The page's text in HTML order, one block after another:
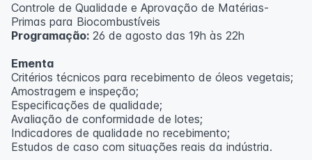
Controle de Qualidade e Aprovação de Matérias-
Primas para Biocombustíveis
Programação: 26 de agosto das 19h às 22h
Ementa
Critérios técnicos para recebimento de óleos vegetais;
Amostragem e inspeção;
Especificações de qualidade;
Avaliação de conformidade de lotes;
Indicadores de qualidade no recebimento;
Estudos de caso com situações reais da indústria.